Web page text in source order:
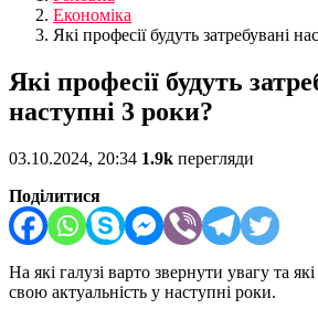
Економіка
Які професії будуть затребувані
Які професії будуть
наступні 3 роки?
03.10.2024, 20:34 1.9k перегляди
Поділитися
На які галузі варто звернути увагу та
свою актуальність у наступні роки.